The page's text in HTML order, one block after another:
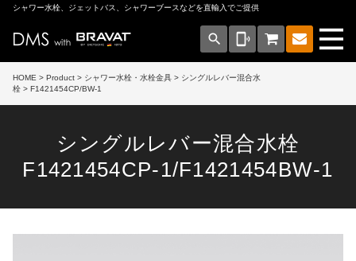
シャワー水栓、ジェットバス、シャワーブースなどを直輸入でご提供
search phonelink_ring
HOME > Product > シャワー水栓・水栓金具 > シングルレバー混合水
栓 > F1421454CP/BW-1
シングルレバー混合水栓
F1421454CP-1/F1421454BW-1